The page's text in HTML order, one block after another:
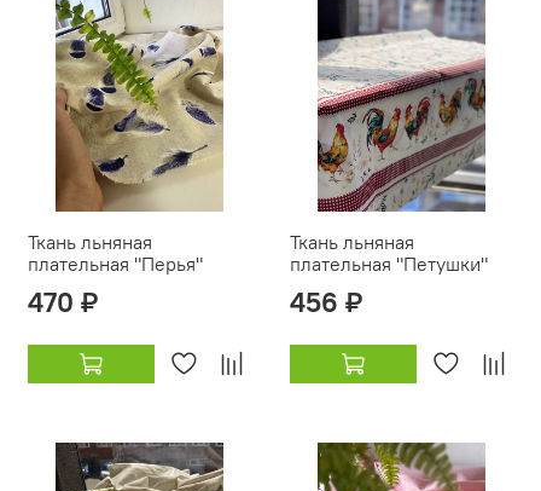
Ткань льняная
плательная "Перья"
470 ₽
Ткань льняная
плательная "Петушки"
456 ₽